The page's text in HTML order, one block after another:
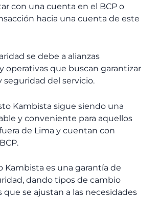
con una cuenta en el BCP o
hacia una cuenta de este
se debe a alianzas
operativas que buscan garantizar
seguridad del servicio.
Kambista sigue siendo una
y conveniente para aquellos
de Lima y cuentan con
Kambista es una garantía de
dando tipos de cambio
se ajustan a las necesidades